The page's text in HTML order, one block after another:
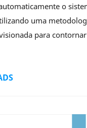
o
uma
para